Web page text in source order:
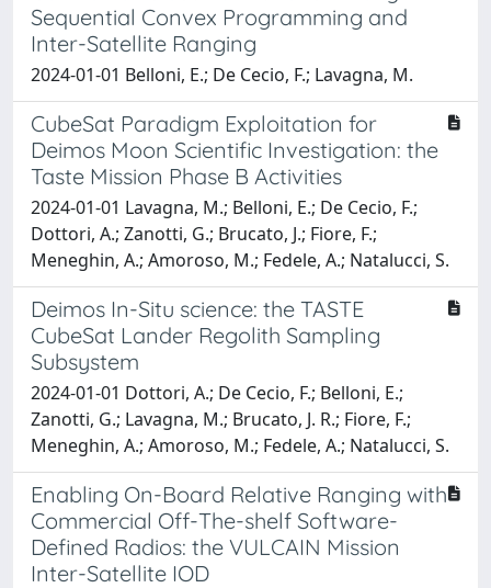
Sequential Convex Programming and
Inter-Satellite Ranging
2024-01-01 Belloni, E.; De Cecio, F.; Lavagna, M.
CubeSat Paradigm Exploitation for
Deimos Moon Scientific Investigation: the
Taste Mission Phase B Activities
2024-01-01 Lavagna, M.; Belloni, E.; De Cecio, F.;
Dottori, A.; Zanotti, G.; Brucato, J.; Fiore, F.;
Meneghin, A.; Amoroso, M.; Fedele, A.; Natalucci, S.
Deimos In-Situ science: the TASTE
CubeSat Lander Regolith Sampling
Subsystem
2024-01-01 Dottori, A.; De Cecio, F.; Belloni, E.;
Zanotti, G.; Lavagna, M.; Brucato, J. R.; Fiore, F.;
Meneghin, A.; Amoroso, M.; Fedele, A.; Natalucci, S.
Enabling On-Board Relative Ranging with
Commercial Off-The-shelf Software-
Defined Radios: the VULCAIN Mission
Inter-Satellite IOD